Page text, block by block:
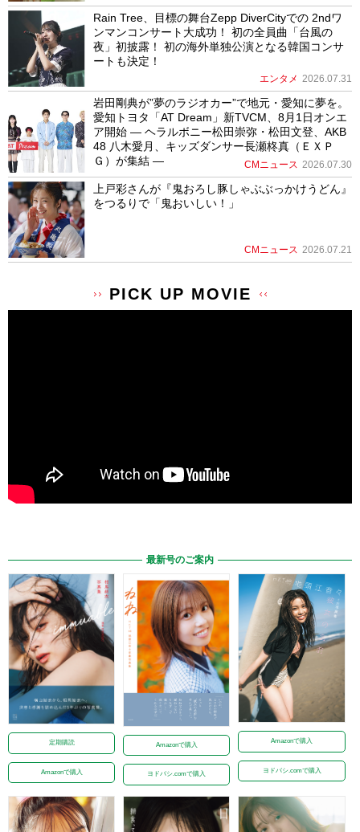
Rain Tree、目標の舞台Zepp DiverCityでの 2ndワ
ンマンコンサート大成功！ 初の全員曲「台風の
夜」初披露！ 初の海外単独公演となる韓国コンサ
ートも決定！
エンタメ 2026.07.31
岩田剛典が”夢のラジオカー”で地元・愛知に夢を。
愛知トヨタ「AT Dream」新TVCM、8月1日オンエ
ア開始 ― ヘラルボニー松田崇弥・松田文登、AKB
48 八木愛月、キッズダンサー長瀬柊真（ＥＸＰ
Ｇ）が集結 ―
CMニュース 2026.07.30
上戸彩さんが『鬼おろし豚しゃぶぶっかけうどん』
をつるりで「鬼おいしい！」
CMニュース 2026.07.21
PICK UP MOVIE
最新号のご案内
定期購読
Amazonで購入
Amazonで購入
ヨドバシ.comで購入
Amazonで購入
ヨドバシ.comで購入